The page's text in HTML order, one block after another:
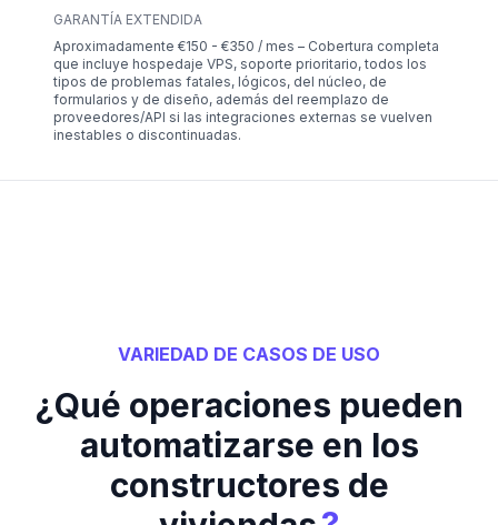
GARANTÍA EXTENDIDA
Aproximadamente €150 - €350 / mes – Cobertura completa
que incluye hospedaje VPS, soporte prioritario, todos los
tipos de problemas fatales, lógicos, del núcleo, de
formularios y de diseño, además del reemplazo de
proveedores/API si las integraciones externas se vuelven
inestables o discontinuadas.
VARIEDAD DE CASOS DE USO
¿Qué operaciones pueden
automatizarse en los
constructores de